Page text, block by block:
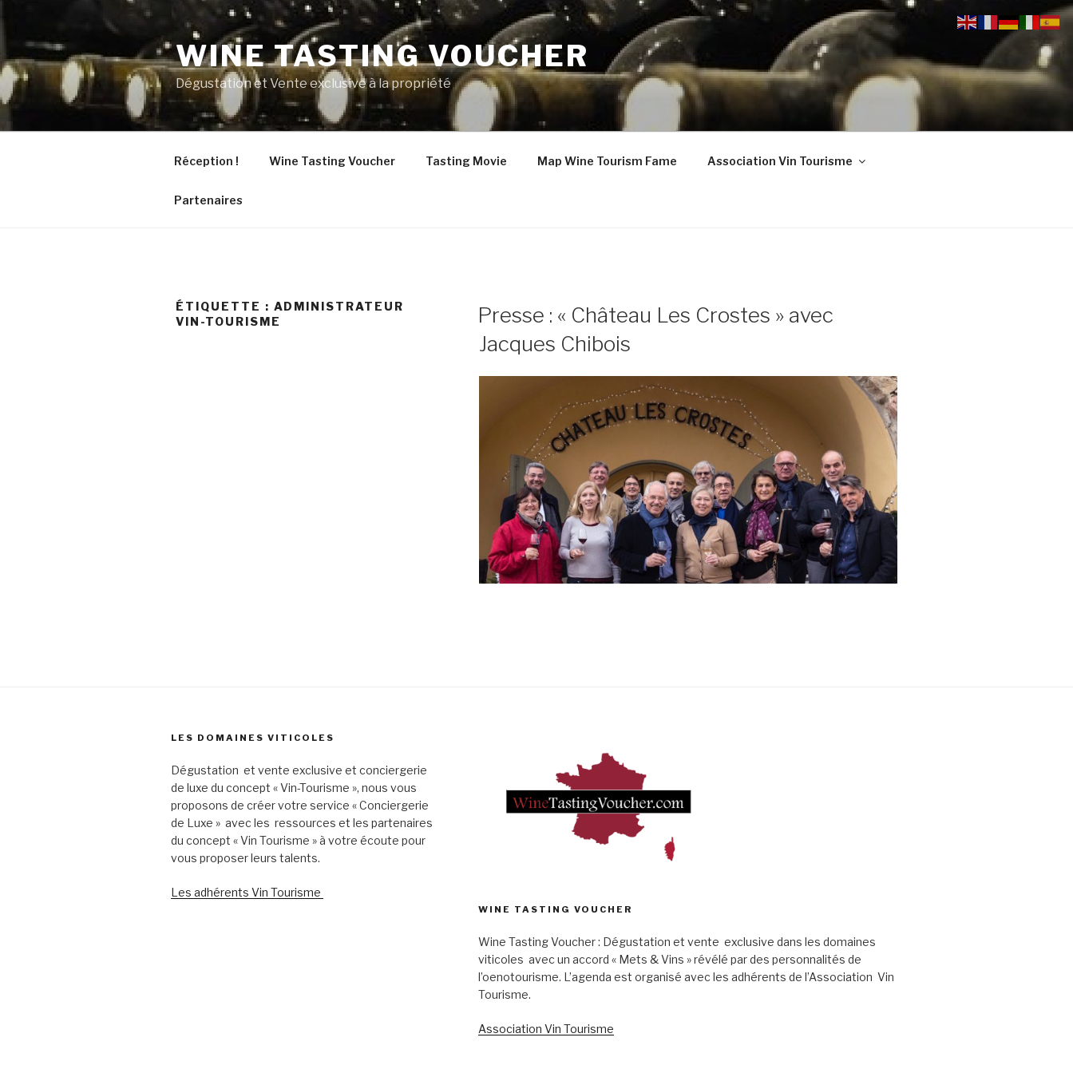
contenu
principal
WINE TASTING VOUCHER
Dégustation et Vente exclusive à la propriété
Réception ! Wine Tasting Voucher Tasting Movie Map Wine Tourism Fame Association Vin Tourisme
Partenaires
ÉTIQUETTE : ADMINISTRATEUR
VIN-TOURISME
LE
Presse : « Château Les Crostes » avec
Jacques Chibois
LES DOMAINES VITICOLES
Dégustation et vente exclusive et conciergerie
de luxe du concept « Vin-Tourisme », nous vous
proposons de créer votre service « Conciergerie
de Luxe » avec les ressources et les partenaires
du concept « Vin Tourisme » à votre écoute pour
vous proposer leurs talents.
Les adhérents Vin Tourisme
WINE TASTING VOUCHER
Wine Tasting Voucher : Dégustation et vente exclusive dans les domaines
viticoles avec un accord « Mets & Vins » révélé par des personnalités de
l’oenotourisme. L’agenda est organisé avec les adhérents de l’Association Vin
Tourisme.
Association Vin Tourisme